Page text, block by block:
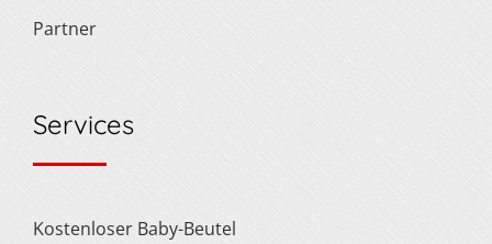
Partner
Services
Kostenloser Baby-Beutel